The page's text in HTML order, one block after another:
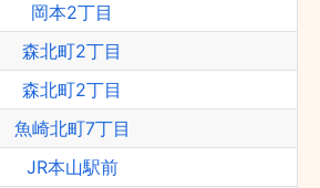
岡本2丁目
森北町2丁目
森北町2丁目
魚崎北町7丁目
JR本山駅前